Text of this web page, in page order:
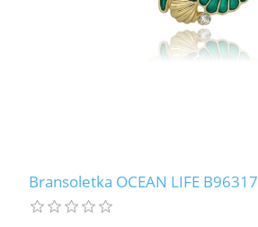
Bransoletka OCEAN LIFE B96317